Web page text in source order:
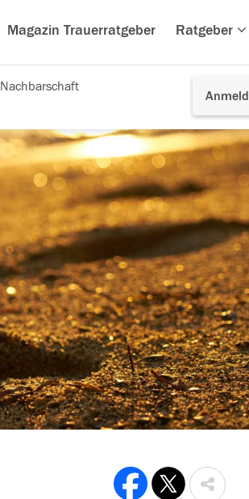
Magazin Trauerratgeber Ratgeber
Nachbarschaft